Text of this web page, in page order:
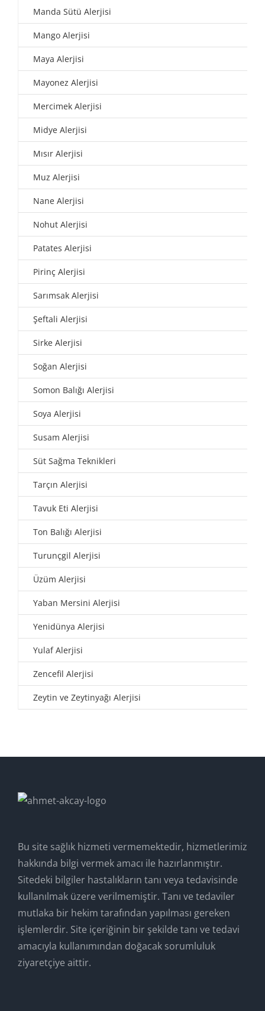
Manda Sütü Alerjisi
Mango Alerjisi
Maya Alerjisi
Mayonez Alerjisi
Mercimek Alerjisi
Midye Alerjisi
Mısır Alerjisi
Muz Alerjisi
Nane Alerjisi
Nohut Alerjisi
Patates Alerjisi
Pirinç Alerjisi
Sarımsak Alerjisi
Şeftali Alerjisi
Sirke Alerjisi
Soğan Alerjisi
Somon Balığı Alerjisi
Soya Alerjisi
Susam Alerjisi
Süt Sağma Teknikleri
Tarçın Alerjisi
Tavuk Eti Alerjisi
Ton Balığı Alerjisi
Turunçgil Alerjisi
Üzüm Alerjisi
Yaban Mersini Alerjisi
Yenidünya Alerjisi
Yulaf Alerjisi
Zencefil Alerjisi
Zeytin ve Zeytinyağı Alerjisi
Bu site sağlık hizmeti vermemektedir, hizmetlerimiz
hakkında bilgi vermek amacı ile hazırlanmıştır.
Sitedeki bilgiler hastalıkların tanı veya tedavisinde
kullanılmak üzere verilmemiştir. Tanı ve tedaviler
mutlaka bir hekim tarafından yapılması gereken
işlemlerdir. Site içeriğinin bir şekilde tanı ve tedavi
amacıyla kullanımından doğacak sorumluluk
ziyaretçiye aittir.